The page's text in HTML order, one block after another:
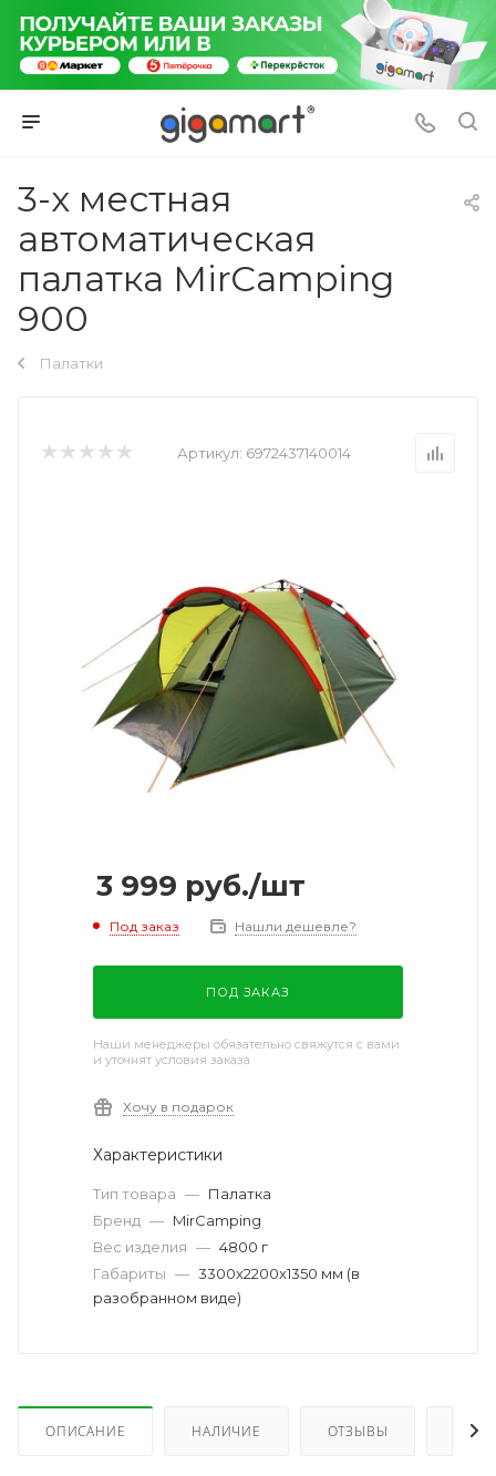
3-х местная
автоматическая
палатка MirCamping
900
Палатки
Артикул: 6972437140014
3 999 руб./шт
Под заказ Нашли дешевле?
ПОД ЗАКАЗ
Наши менеджеры обязательно свяжутся с вами
и уточнят условия заказа
Хочу в подарок
Характеристики
Тип товара — Палатка
Бренд — MirCamping
Вес изделия — 4800 г
Габариты — 3300x2200x1350 мм (в
разобранном виде)
ОПИСАНИЕ НАЛИЧИЕ ОТЗЫВЫ КАК